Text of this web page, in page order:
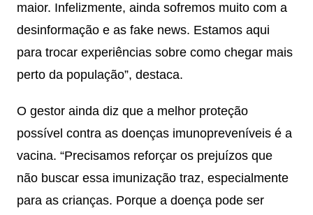
maior. Infelizmente, ainda sofremos muito com a
desinformação e as fake news. Estamos aqui
para trocar experiências sobre como chegar mais
perto da população”, destaca.
O gestor ainda diz que a melhor proteção
possível contra as doenças imunopreveníveis é a
vacina. “Precisamos reforçar os prejuízos que
não buscar essa imunização traz, especialmente
para as crianças. Porque a doença pode ser